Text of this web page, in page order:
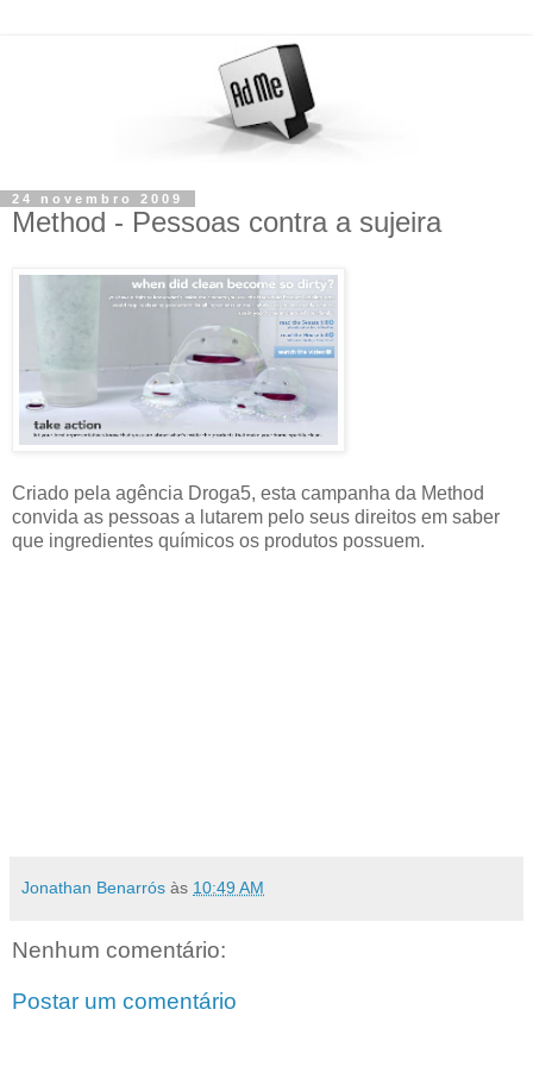
24 novembro 2009
Method - Pessoas contra a sujeira
Criado pela agência Droga5, esta campanha da Method
convida as pessoas a lutarem pelo seus direitos em saber
que ingredientes químicos os produtos possuem.
Jonathan Benarrós às 10:49 AM
Nenhum comentário:
Postar um comentário